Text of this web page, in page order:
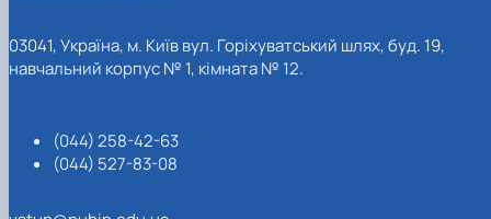
03041, Україна, м. Київ вул. Горіхуватський шлях, буд. 19,
навчальний корпус № 1, кімната № 12.
(044) 258-42-63
(044) 527-83-08